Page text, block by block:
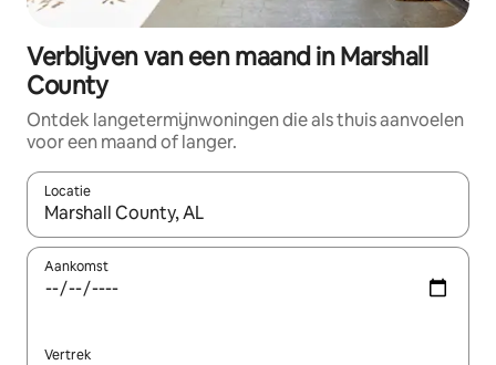
Verblijven van een maand in Marshall
County
Ontdek langetermijnwoningen die als thuis aanvoelen
voor een maand of langer.
Locatie
Wanneer er resultaten beschikbaar zijn, maak je een keuze
Aankomst
Vertrek